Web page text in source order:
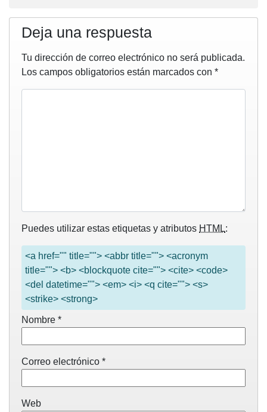
Deja una respuesta
Tu dirección de correo electrónico no será publicada.
Los campos obligatorios están marcados con *
Puedes utilizar estas etiquetas y atributos HTML:
<a href="" title=""> <abbr title=""> <acronym
title=""> <b> <blockquote cite=""> <cite> <code>
<del datetime=""> <em> <i> <q cite=""> <s>
<strike> <strong>
Nombre *
Correo electrónico *
Web